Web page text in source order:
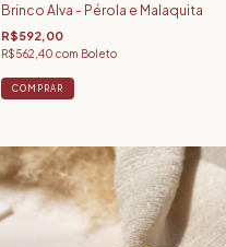
Brinco Alva - Pérola e Malaquita
R$592,00
R$562,40 com Boleto